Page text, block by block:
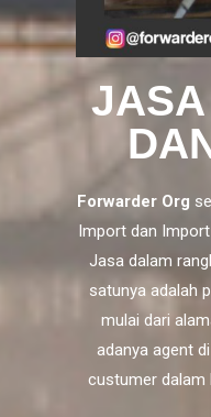
JASA
Forwarder Org
Import dan
Jasa dalam
satunya adalah
mulai dari
adanya agent
custumer dalam